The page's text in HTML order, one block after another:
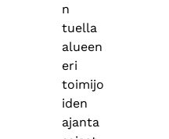
n
tuella
alueen
eri
toimijo
iden
ajanta